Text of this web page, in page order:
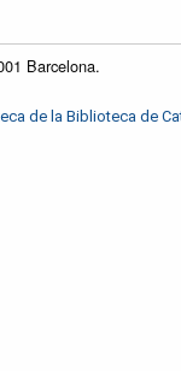
Barcelona.
de la Biblioteca de